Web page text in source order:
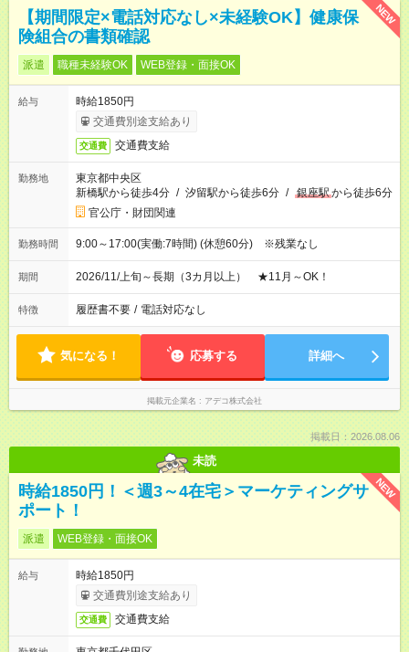
NEW
【期間限定×電話対応なし×未経験OK】健康保
険組合の書類確認
派遣 職種未経験OK WEB登録・面接OK
給与
時給1850円
交通費別途支給あり
交通費 交通費支給
勤務地
東京都中央区
新橋駅から徒歩4分 / 汐留駅から徒歩6分 / 銀座駅から徒歩6分
官公庁・財団関連
勤務時間 9:00～17:00(実働:7時間) (休憩60分) ※残業なし
期間 2026/11/上旬～長期（3カ月以上） ★11月～OK！
特徴 履歴書不要 / 電話対応なし
気になる！ 応募する 詳細へ
掲載元企業名 アデコ株式会社
掲載日：2026.08.06
未読
NEW
時給1850円！＜週3～4在宅＞マーケティングサ
ポート！
派遣 WEB登録・面接OK
給与
時給1850円
交通費別途支給あり
交通費 交通費支給